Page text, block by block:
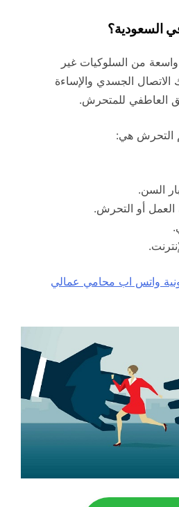
السعودية؟
من السلوكيات غير
الاتصال الجسدي والإساءة
العاطفي للمتحرش.
التحرش هي:
السن.
أو التحرش.
واتس اب محامي عمالي